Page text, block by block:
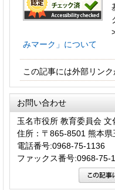
みマーク」について
この記事には外部リンク
お問い合わせ
玉名市役所 教育委員会 文
住所：〒865-8501 熊本県
電話番号:0968-75-1136
ファックス番号:0968-75-